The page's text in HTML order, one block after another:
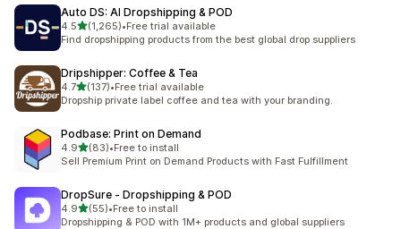
Auto DS: AI Dropshipping & POD
4.55つ星中
(1,265)
合計レビュー数：1265件
•Free trial available
Find dropshipping products from the best global drop suppliers
Dripshipper: Coffee & Tea
4.75つ星中
(137)
合計レビュー数：137件
•Free trial available
Dropship private label coffee and tea with your branding.
Podbase: Print on Demand
4.95つ星中
(83)
合計レビュー数：83件
•Free to install
Sell Premium Print on Demand Products with Fast Fulfillment
DropSure ‑ Dropshipping & POD
4.95つ星中
(55)
合計レビュー数：55件
•Free to install
Dropshipping & POD with 1M+ products and global suppliers